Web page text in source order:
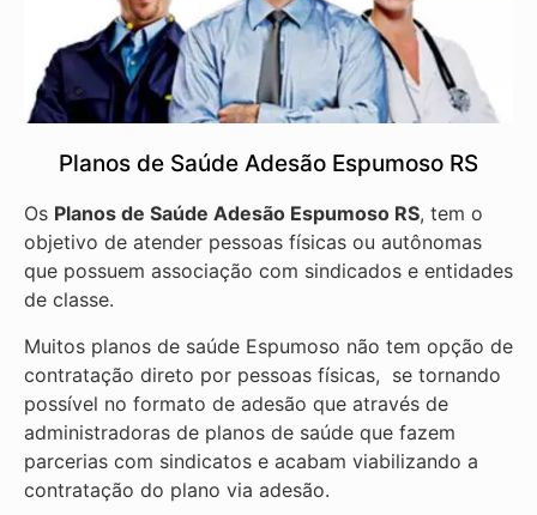
Planos de Saúde Adesão Espumoso RS
Os Planos de Saúde Adesão Espumoso RS, tem o
objetivo de atender pessoas físicas ou autônomas
que possuem associação com sindicados e entidades
de classe.
Muitos planos de saúde Espumoso não tem opção de
contratação direto por pessoas físicas, se tornando
possível no formato de adesão que através de
administradoras de planos de saúde que fazem
parcerias com sindicatos e acabam viabilizando a
contratação do plano via adesão.